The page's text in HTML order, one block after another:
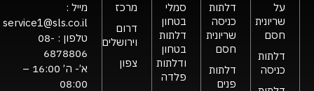
על
שריונית
חסם
דלתות
כניסה
דלתות
כניסה
שריונית
חסם
דלתות
פנים
סמלי
בטחון
דלתות
בטחון
ודלתות
פלדה
מרכז
דרום
וירושלים
צפון
מייל :
service1@sls.co.il
טלפון : 08-
6878806
א’- ה’ 16:00 –
08:00